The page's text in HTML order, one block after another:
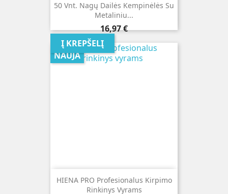
50 Vnt. Nagų Dailės Kempinėlės Su
Metaliniu...
Kaina
16,97 €
Į KREPŠELĮ
HIENA PRO Profesionalus Kirpimo
Rinkinys Vyrams
NAUJA